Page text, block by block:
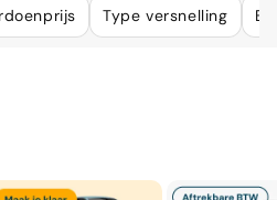
in uw behoefte kunnen voorzien.
Type versnelling